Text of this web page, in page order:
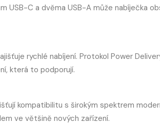
USB-C a dvěma USB-A může nabíječka
rychlé nabíjení. Protokol Power
která to podporují.
kompatibilitu s širokým spektrem
ve většině nových zařízení.